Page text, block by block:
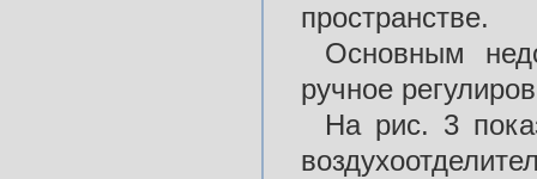
пространстве.
Основным
ручное
На рис. 3